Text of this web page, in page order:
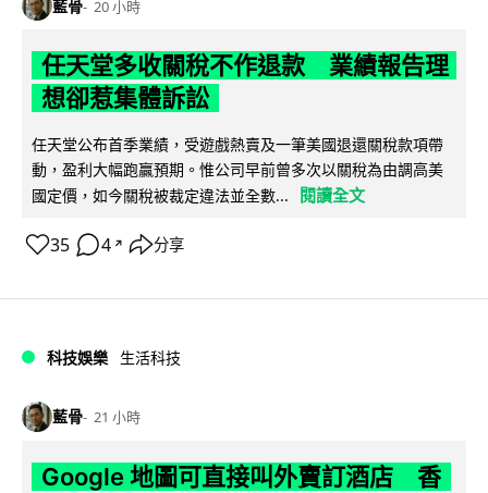
藍骨 20 小時
任天堂多收關稅不作退款 業績報告理
想卻惹集體訴訟
任天堂公布首季業績，受遊戲熱賣及一筆美國退還關稅款項帶
動，盈利大幅跑贏預期。惟公司早前曾多次以關稅為由調高美
國定價，如今關稅被裁定違法並全數...
閱讀全文
35 4 ↗ 分享
科技娛樂 生活科技
藍骨 21 小時
Google 地圖可直接叫外賣訂酒店 香